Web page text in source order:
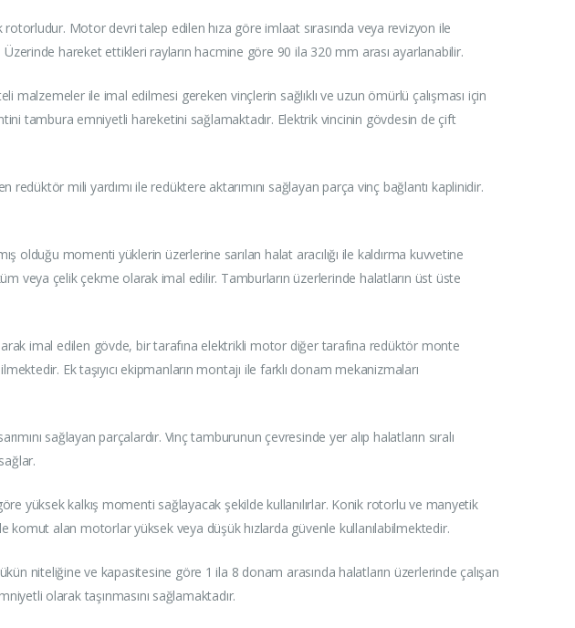
Motor devri talep edilen hıza göre imlaat sırasında veya revizyon ile
Üzerinde hareket ettikleri rayların hacmine göre 90 ila 320 mm arası ayarlanabilir.
malzemeler ile imal edilmesi gereken vinçlerin sağlıklı ve uzun ömürlü çalışması için
tambura emniyetli hareketini sağlamaktadır. Elektrik vincinin gövdesin de çift
mili yardımı ile redüktere aktarımını sağlayan parça vinç bağlantı kaplinidir.
olduğu momenti yüklerin üzerlerine sarılan halat aracılığı ile kaldırma kuvvetine
veya çelik çekme olarak imal edilir. Tamburların üzerlerinde halatların üst üste
imal edilen gövde, bir tarafına elektrikli motor diğer tarafına redüktör monte
Ek taşıyıcı ekipmanların montajı ile farklı donam mekanizmaları
sağlayan parçalardır. Vinç tamburunun çevresinde yer alıp halatların sıralı
yüksek kalkış momenti sağlayacak şekilde kullanılırlar. Konik rotorlu ve manyetik
alan motorlar yüksek veya düşük hızlarda güvenle kullanılabilmektedir.
niteliğine ve kapasitesine göre 1 ila 8 donam arasında halatların üzerlerinde çalışan
olarak taşınmasını sağlamaktadır.